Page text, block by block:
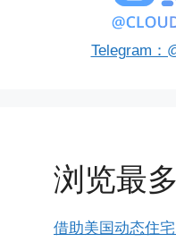
Telegram：
浏览最
借助美国动态住